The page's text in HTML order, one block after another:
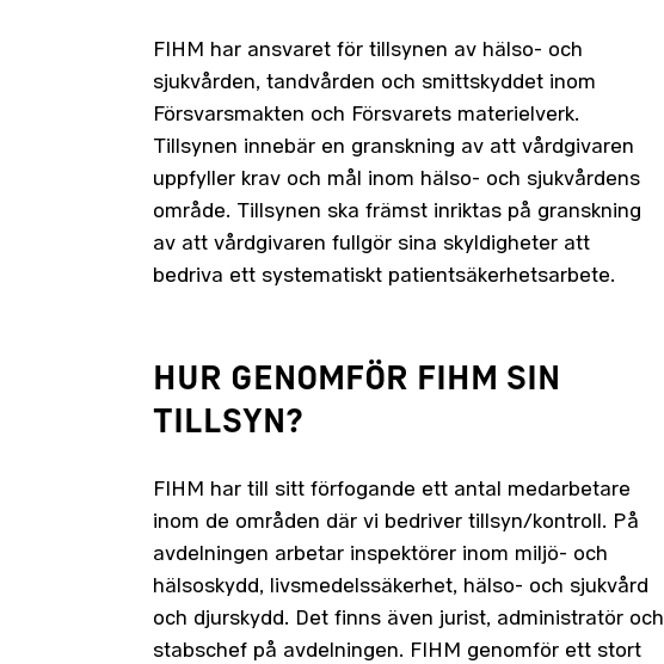
FIHM har ansvaret för tillsynen av hälso- och
sjukvården, tandvården och smittskyddet inom
Försvarsmakten och Försvarets materielverk.
Tillsynen innebär en granskning av att vårdgivaren
uppfyller krav och mål inom hälso- och sjukvårdens
område. Tillsynen ska främst inriktas på granskning
av att vårdgivaren fullgör sina skyldigheter att
bedriva ett systematiskt patientsäkerhetsarbete.
HUR GENOMFÖR FIHM SIN
TILLSYN?
FIHM har till sitt förfogande ett antal medarbetare
inom de områden där vi bedriver tillsyn/kontroll. På
avdelningen arbetar inspektörer inom miljö- och
hälsoskydd, livsmedelssäkerhet, hälso- och sjukvård
och djurskydd. Det finns även jurist, administratör och
stabschef på avdelningen. FIHM genomför ett stort